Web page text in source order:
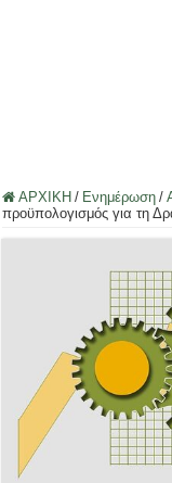
ΑΡΧΙΚΗ / Ενημέρωση /
προϋπολογισμός για τη